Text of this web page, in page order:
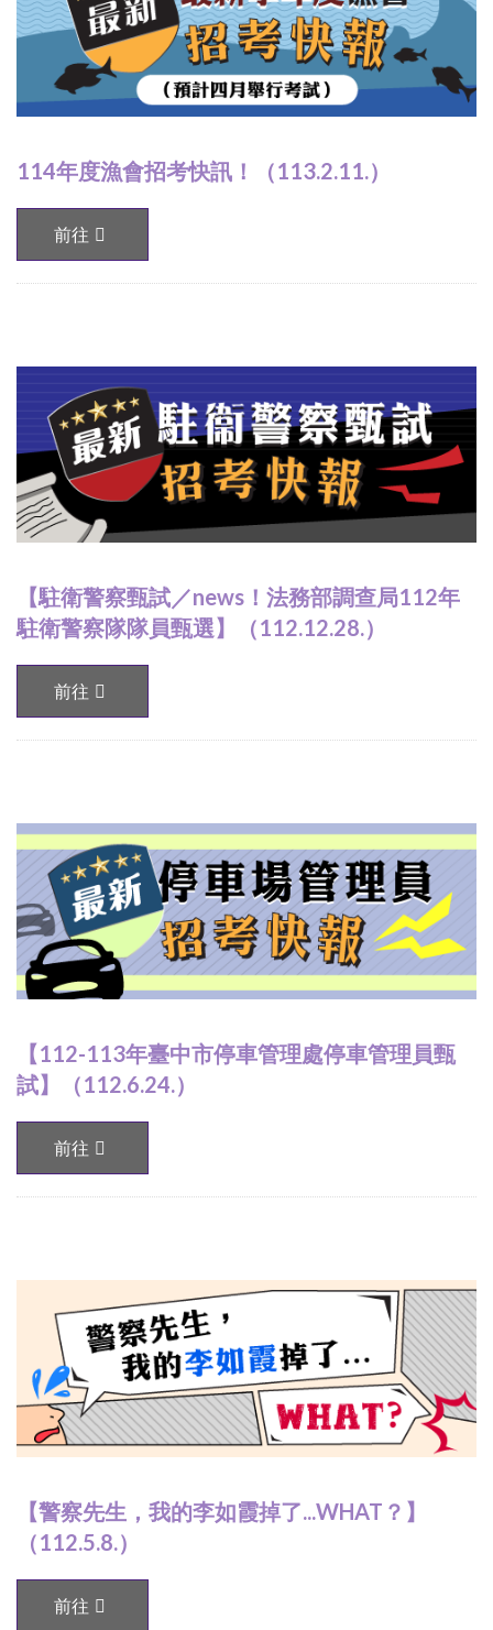
114年度漁會招考快訊！（113.2.11.）
前往
【駐衛警察甄試／news！法務部調查局112年
駐衛警察隊隊員甄選】（112.12.28.）
前往
【112-113年臺中市停車管理處停車管理員甄
試】（112.6.24.）
前往
【警察先生，我的李如霞掉了...WHAT？】
（112.5.8.）
前往